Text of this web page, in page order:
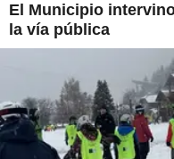
El Municipio
la vía pública